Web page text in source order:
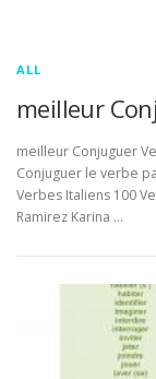
ALL
meilleur
meilleur Conjuguer
Conjuguer le verbe
Verbes Italiens 100
Ramirez Karina …